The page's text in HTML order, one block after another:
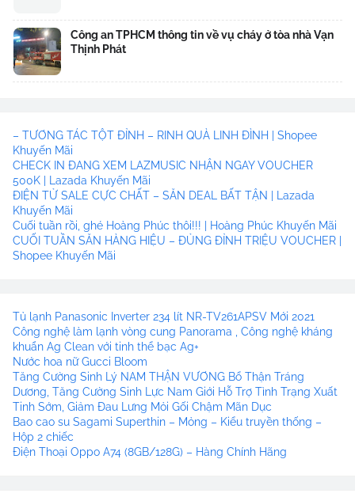
Công an TPHCM thông tin về vụ cháy ở tòa nhà Vạn
Thịnh Phát
– TƯƠNG TÁC TỘT ĐỈNH – RINH QUÀ LINH ĐÌNH | Shopee
Khuyến Mãi
CHECK IN ĐANG XEM LAZMUSIC NHẬN NGAY VOUCHER
500K | Lazada Khuyến Mãi
ĐIỆN TỬ SALE CỰC CHẤT – SĂN DEAL BẤT TẬN | Lazada
Khuyến Mãi
Cuối tuần rồi, ghé Hoàng Phúc thôi!!! | Hoàng Phúc Khuyến Mãi
CUỐI TUẦN SĂN HÀNG HIỆU – ĐỦNG ĐỈNH TRIỆU VOUCHER |
Shopee Khuyến Mãi
Tủ lạnh Panasonic Inverter 234 lít NR-TV261APSV Mới 2021
Công nghệ làm lạnh vòng cung Panorama , Công nghệ kháng
khuẩn Ag Clean với tinh thể bạc Ag+
Nước hoa nữ Gucci Bloom
Tăng Cường Sinh Lý NAM THẬN VƯƠNG Bổ Thận Tráng
Dương, Tăng Cường Sinh Lực Nam Giới Hỗ Trợ Tình Trạng Xuất
Tinh Sớm, Giảm Đau Lưng Mỏi Gối Chậm Mãn Dục
Bao cao su Sagami Superthin – Mỏng – Kiểu truyền thống –
Hộp 2 chiếc
Điện Thoại Oppo A74 (8GB/128G) – Hàng Chính Hãng